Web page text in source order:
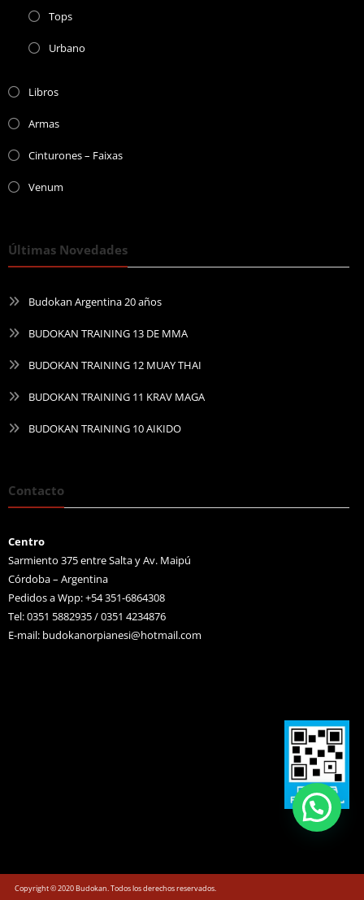
Tops
Urbano
Libros
Armas
Cinturones – Faixas
Venum
Últimas Novedades
Budokan Argentina 20 años
BUDOKAN TRAINING 13 DE MMA
BUDOKAN TRAINING 12 MUAY THAI
BUDOKAN TRAINING 11 KRAV MAGA
BUDOKAN TRAINING 10 AIKIDO
Contacto
Centro
Sarmiento 375 entre Salta y Av. Maipú
Córdoba – Argentina
Pedidos a Wpp: +54 351-6864308
Tel: 0351 5882935 / 0351 4234876
E-mail: budokanorpianesi@hotmail.com
Copyright © 2020 Budokan. Todos los derechos reservados.